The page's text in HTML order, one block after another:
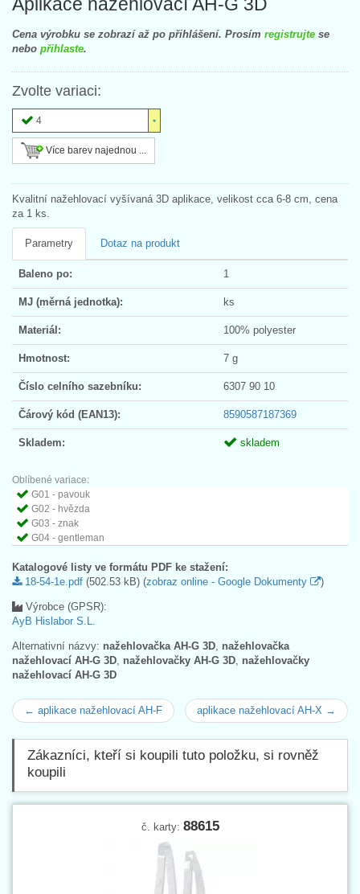
Cena výrobku se zobrazí až po přihlášení. Prosím registrujte se
nebo přihlaste.
Zvolte variaci:
4
Více barev najednou ...
Kvalitní nažehlovací vyšívaná 3D aplikace, velikost cca 6-8 cm, cena
za 1 ks.
Parametry Dotaz na produkt
Baleno po: 1
MJ (měrná jednotka): ks
Materiál: 100% polyester
Hmotnost: 7 g
Číslo celního sazebníku: 6307 90 10
Čárový kód (EAN13): 8590587187369
Skladem: skladem
Oblíbené variace:
G01 - pavouk
G02 - hvězda
G03 - znak
G04 - gentleman
Katalogové listy ve formátu PDF ke stažení:
18-54-1e.pdf (502.53 kB) (zobraz online - Google Dokumenty )
Výrobce (GPSR):
AyB Hislabor S.L.
Alternativní názvy: nažehlovačka AH-G 3D nažehlovačka
nažehlovací AH-G 3D nažehlovačky AH-G 3D nažehlovačky
nažehlovací AH-G 3D
← aplikace nažehlovací AH-F aplikace nažehlovací AH-X →
Zákazníci, kteří si koupili tuto položku, si rovněž
koupili
č. karty: 88615